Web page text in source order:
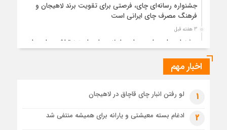
جشنواره رسانه‌ای چای، فرصتی برای تقویت برند لاهیجان و
فرهنگ مصرف چای ایرانی است
3 هفته قبل
جشنواره ملی چای، حمایت از لاهیجان یا هزینه‌تراشی برای چای
4 هفته قبل
4 هفته قبل
رئوف
اخبار مهم
1 لو رفتن انبار چای قاچاق در لاهیجان
2 ادغام بسته معیشتی و یارانه برای همیشه منتفی شد